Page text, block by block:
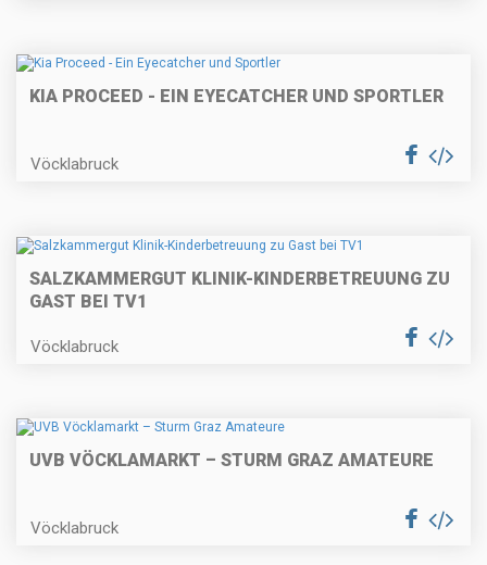
KIA PROCEED - EIN EYECATCHER UND SPORTLER
Vöcklabruck
SALZKAMMERGUT KLINIK-KINDERBETREUUNG ZU
GAST BEI TV1
Vöcklabruck
UVB VÖCKLAMARKT – STURM GRAZ AMATEURE
Vöcklabruck